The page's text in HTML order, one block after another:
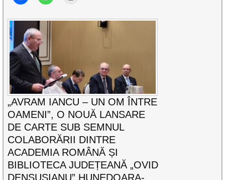
„AVRAM IANCU – UN OM ÎNTRE
OAMENI”, O NOUĂ LANSARE
DE CARTE SUB SEMNUL
COLABORĂRII DINTRE
ACADEMIA ROMÂNĂ ȘI
BIBLIOTECA JUDEȚEANĂ „OVID
DENSUȘIANU” HUNEDOARA-